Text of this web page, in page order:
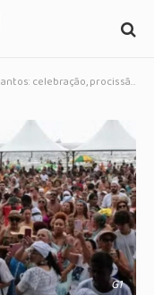
procissão e shows na Ponta da
G1